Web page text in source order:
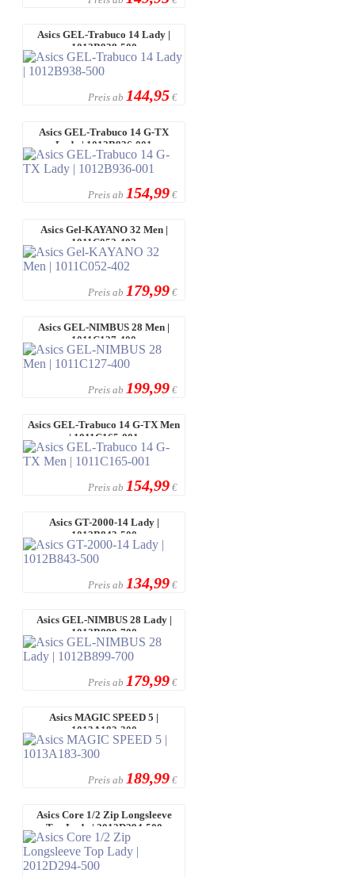
Asics GEL-Trabuco 14 Lady |
1012B938-500
Preis ab 144,95 €
Asics GEL-Trabuco 14 G-TX
Lady | 1012B936-001
Preis ab 154,99 €
Asics Gel-KAYANO 32 Men |
1011C052-402
Preis ab 179,99 €
Asics GEL-NIMBUS 28 Men |
1011C127-400
Preis ab 199,99 €
Asics GEL-Trabuco 14 G-TX Men
| 1011C165-001
Preis ab 154,99 €
Asics GT-2000-14 Lady |
1012B843-500
Preis ab 134,99 €
Asics GEL-NIMBUS 28 Lady |
1012B899-700
Preis ab 179,99 €
Asics MAGIC SPEED 5 |
1013A183-300
Preis ab 189,99 €
Asics Core 1/2 Zip Longsleeve
Top Lady | 2012D294-500